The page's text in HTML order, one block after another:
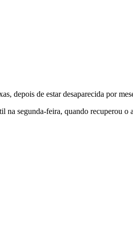
depois de estar desaparecida por
na segunda-feira, quando recuperou o